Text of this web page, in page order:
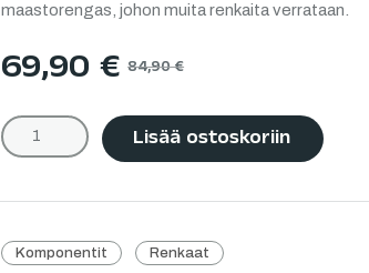
Next
maastorengas, johon muita renkaita verrataan.
69,90€ 84,90€
Lisää ostoskoriin
Komponentit Renkaat